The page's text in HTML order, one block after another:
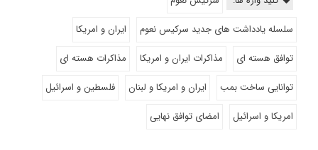
سلسله یادداشت های جدید سرکیس نعوم
ایران و امریکا
توافق هسته ای
مذاکرات ایران و امریکا
مذاکرات هسته ای
توانایی ساخت بمب
ایران و امریکا و لبنان
فلسطین و اسرائیل
امریکا و اسرائیل
امضای توافق نهایی